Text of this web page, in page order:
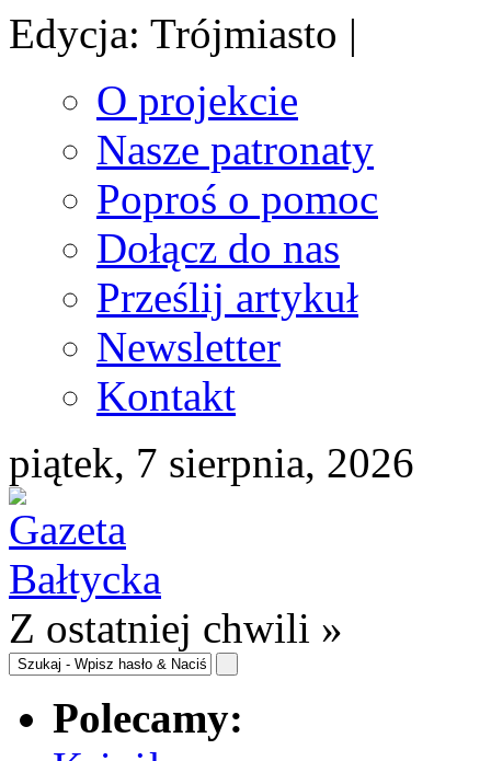
Edycja: Trójmiasto |
O projekcie
Nasze patronaty
Poproś o pomoc
Dołącz do nas
Prześlij artykuł
Newsletter
Kontakt
piątek, 7 sierpnia, 2026
Z ostatniej chwili »
Polecamy: